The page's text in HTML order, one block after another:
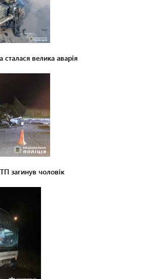
сталася велика аварія
загинув чоловік